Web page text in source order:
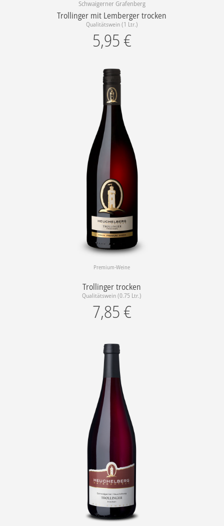
Schwaigerner Grafenberg
Trollinger mit Lemberger trocken
Qualitätswein (1 Ltr.)
5,95 €
Premium-Weine
Trollinger trocken
Qualitätswein (0.75 Ltr.)
7,85 €